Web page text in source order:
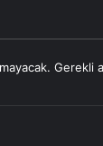
Gerekli